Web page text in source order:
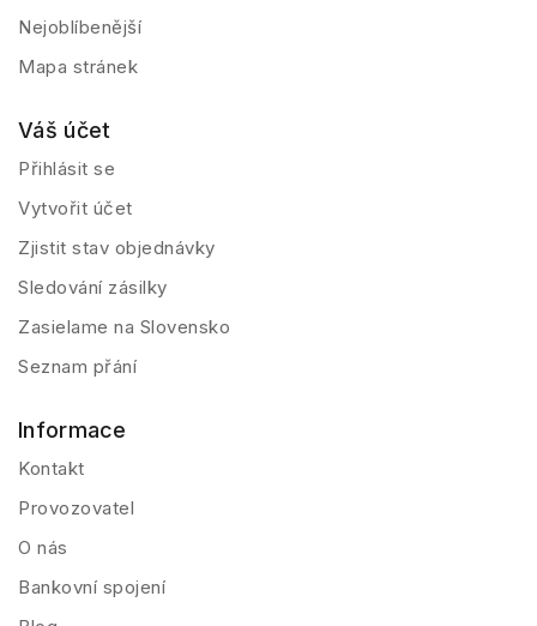
Nejoblíbenější
Mapa stránek
Váš účet
Přihlásit se
Vytvořit účet
Zjistit stav objednávky
Sledování zásilky
Zasielame na Slovensko
Seznam přání
Informace
Kontakt
Provozovatel
O nás
Bankovní spojení